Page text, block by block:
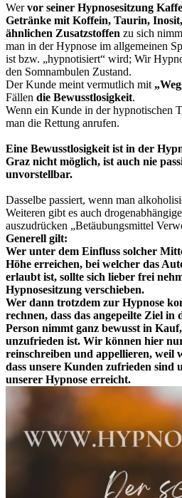
Wer vor seiner Hypnosesitzung
Getränke mit Koffein, Taurin,
ähnlichen Zusatzstoffen zu sich
man in der Hypnose im allgemeinen
ist bzw. „hypnotisiert“ wird; Wir
den Somnambulen Zustand.
Der Kunde meint vermutlich mit
Fällen die Bewusstlosigkeit.
Wenn ein Kunde in der hypnotischen
man die Rettung anrufen.
Eine Bewusstlosigkeit ist in der
Graz nicht möglich, ist auch nie
unvorstellbar.
Dasselbe passiert, wenn man
Weiteren gibt es auch
auszudrücken „Betäubungsmittel
Generell gilt:
Wer unter dem Einfluss solcher
Höhe erreichen, bei welcher das
erlaubt ist, sollte sich lieber frei
Hypnosesitzung verschieben.
Wer dann trotzdem zur Hypnose
rechnen, dass das angepeilte Ziel in
Person nimmt ganz bewusst in
unzufrieden ist. Wir können hier
reinschreiben und appellieren, weil
dass unsere Kunden zufrieden sind
unserer Hypnose erreicht.